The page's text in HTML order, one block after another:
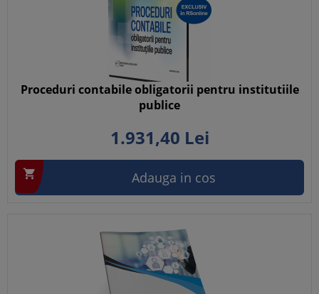
Proceduri contabile obligatorii pentru institutiile
publice
1.931,40 Lei
 Adauga in cos